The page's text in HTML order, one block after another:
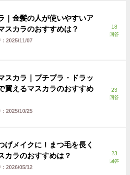
｜金髪の人が使いやすいア
スカラのおすすめは？
2025/11/07
18
回答
スカラ｜プチプラ・ドラッ
買えるマスカラのおすすめ
2025/10/25
23
回答
げメイクに！まつ毛を長く
カラのおすすめは？
2026/05/12
23
回答